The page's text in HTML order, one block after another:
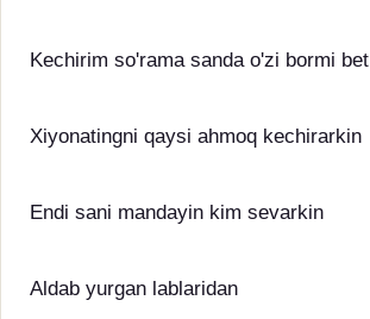
Kechirim so'rama sanda o'zi bormi bet
Xiyonatingni qaysi ahmoq kechirarkin
Endi sani mandayin kim sevarkin
Aldab yurgan lablaridan